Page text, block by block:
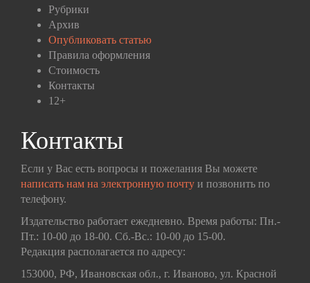
Рубрики
Архив
Опубликовать статью
Правила оформления
Стоимость
Контакты
12+
Контакты
Если у Вас есть вопросы и пожелания Вы можете
написать нам на электронную почту и позвонить по
телефону.
Издательство работает ежедневно. Время работы: Пн.-
Пт.: 10-00 до 18-00. Сб.-Вс.: 10-00 до 15-00.
Редакция располагается по адресу:
153000, РФ, Ивановская обл., г. Иваново, ул. Красной